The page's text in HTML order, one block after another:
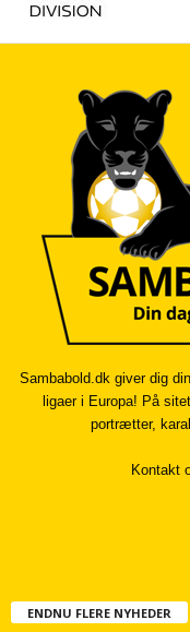
Sambabold.dk giver dig
ligaer i Europa! På
portrætter,
Kontakt
ENDNU FLERE NYHEDER